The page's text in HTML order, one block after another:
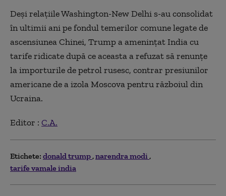
Deşi relaţiile Washington-New Delhi s-au consolidat
în ultimii ani pe fondul temerilor comune legate de
ascensiunea Chinei, Trump a ameninţat India cu
tarife ridicate după ce aceasta a refuzat să renunţe
la importurile de petrol rusesc, contrar presiunilor
americane de a izola Moscova pentru războiul din
Ucraina.
Editor : C.A.
Etichete: donald trump narendra modi
tarife vamale india